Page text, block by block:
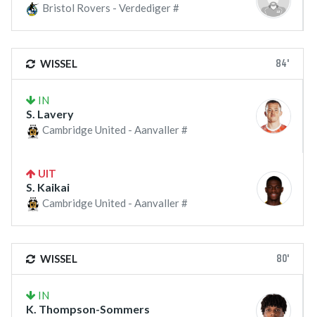
Bristol Rovers - Verdediger #
WISSEL 84'
IN
S. Lavery
Cambridge United - Aanvaller #
UIT
S. Kaikai
Cambridge United - Aanvaller #
WISSEL 80'
IN
K. Thompson-Sommers